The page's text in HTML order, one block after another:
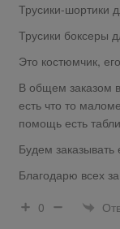
Трусики-шортики
Трусики боксеры
Это костюмчик,
В общем заказом
есть что то
помощь есть
Будем
Благодарю всех
0